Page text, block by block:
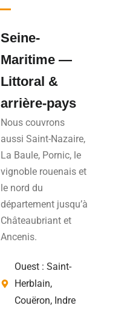
Seine-
Maritime —
Littoral &
arrière-pays
Nous couvrons
aussi Saint-Nazaire,
La Baule, Pornic, le
vignoble rouenais et
le nord du
département jusqu’à
Châteaubriant et
Ancenis.
Ouest : Saint-
Herblain,
Couëron, Indre